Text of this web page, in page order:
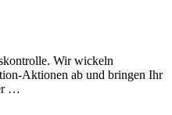
Wir wickeln
Aktionen ab und bringen Ihr
…